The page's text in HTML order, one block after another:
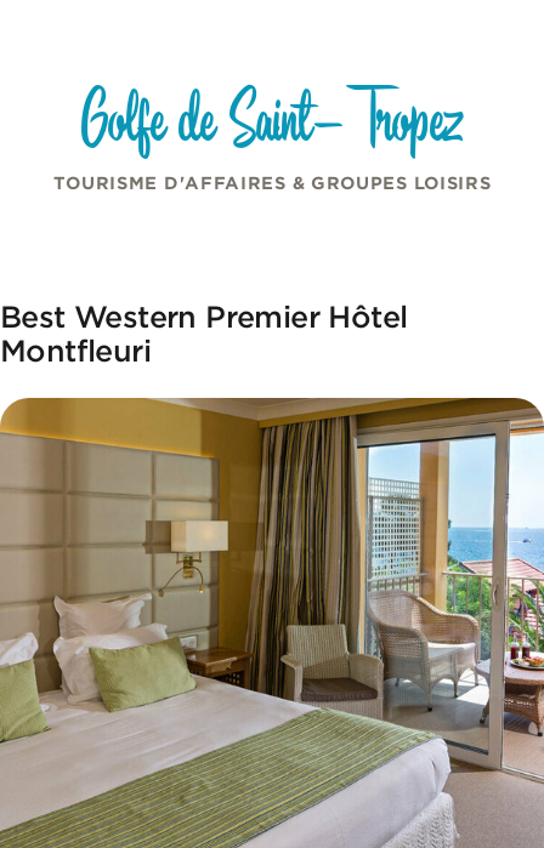
Golfe de Saint-Tropez
TOURISME D'AFFAIRES & GROUPES LOISIRS
Best Western Premier Hôtel
Montfleuri